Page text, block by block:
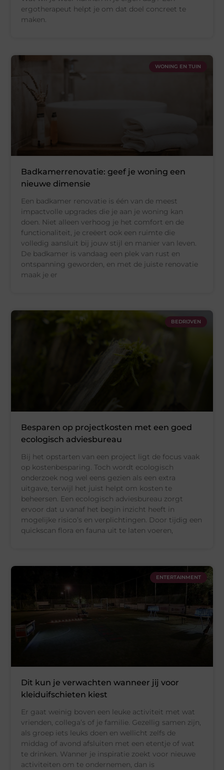
ergotherapeut helpt je om dat doel concreet te
maken.
WONING EN TUIN
Badkamerrenovatie: geef je woning een
nieuwe dimensie
Een badkamer renovatie is één van de meest
impactvolle upgrades die je aan je woning kan
doen. Niet alleen verhoog je het comfort en de
functionaliteit, je creëert ook een ruimte die
volledig aansluit bij jouw stijl en manier van leven.
De badkamer is vandaag een plek van rust en
ontspanning geworden, en met de juiste renovatie
maak je er
BEDRIJVEN
Besparen op projectkosten met een goed
ecologisch adviesbureau
Bij het opstarten van een project ligt de focus vaak
op kostenbesparing. Toch wordt ecologisch
onderzoek nog wel eens gezien als een extra
uitgave, terwijl het juist helpt om kosten te
beheersen. Een ecologisch adviesbureau zorgt
ervoor dat u vanaf het begin inzicht heeft in
mogelijke risico’s en verplichtingen. Door tijdig een
quickscan flora en fauna uit te laten voeren,
ENTERTAINMENT
Dit kun je verwachten wanneer jij voor
kleiduifschieten kiest
Er gaat weinig boven een leuke activiteit met wat
vrienden, collega’s of je familie. Gezellig samen zijn,
als groep iets leuks doen en wellicht zelfs de
middag of avond afsluiten met een etentje of wat
te drinken. Wanner je inspiratie zoekt voor nieuwe
activiteiten om te ondernemen, dan is